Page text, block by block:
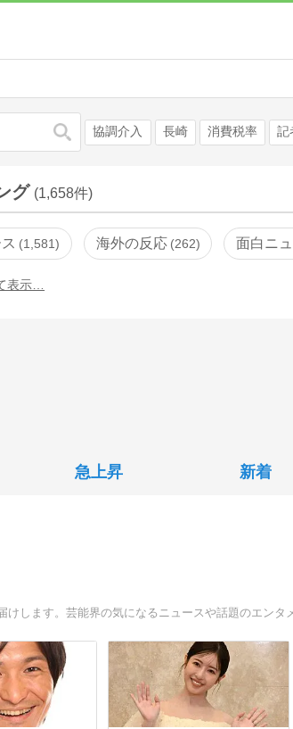
検索 協調介入 長崎 消費税率 記
グ (1,658件)
1,581 海外の反応 262 面白ニ
表示…
急上昇 新着
します。芸能界の気になるニュースや話題のエンタ